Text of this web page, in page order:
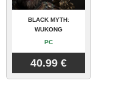
BLACK MYTH:
WUKONG
PC
40.99 €